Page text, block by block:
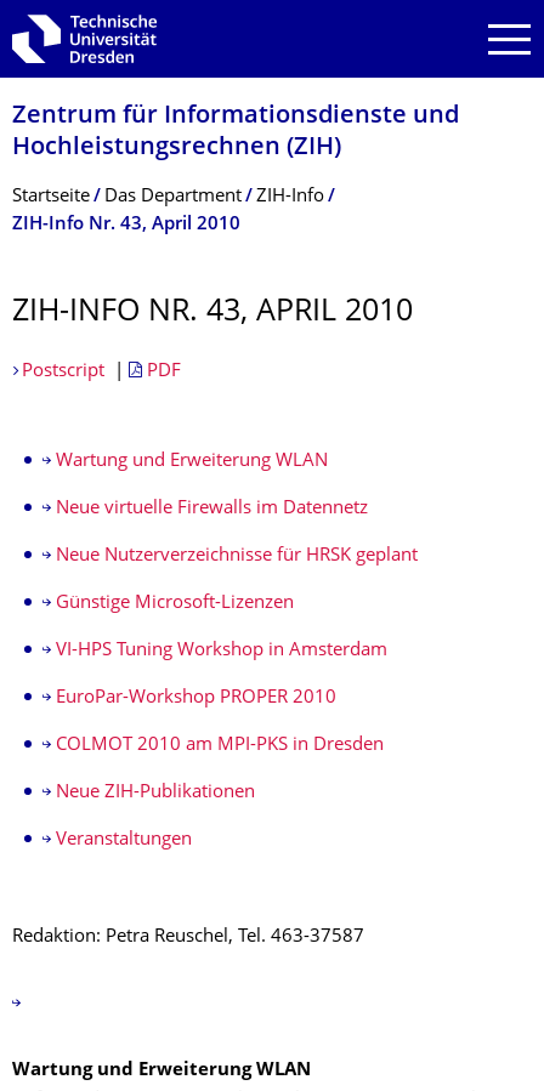
Zur Hauptnavigation springen
Zur Suche springen
Zum Inhalt springen
Zentrum für Informations­dienste und
Hochleistungs­rechnen (ZIH)
Breadcrumb-Menü
Startseite Das Department
ZIH-Info
ZIH-Info Nr. 43, April 2010
ZIH-INFO NR. 43, APRIL 2010
Postscript| PDF
Wartung und Erweiterung WLAN
Neue virtuelle Firewalls im Datennetz
Neue Nutzerverzeichnisse für HRSK geplant
Günstige Microsoft-Lizenzen
VI-HPS Tuning Workshop in Amsterdam
EuroPar-Workshop PROPER 2010
COLMOT 2010 am MPI-PKS in Dresden
Neue ZIH-Publikationen
Veranstaltungen
Redaktion: Petra Reuschel, Tel. 463-37587
Wartung und Erweiterung WLAN